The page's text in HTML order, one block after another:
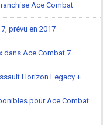
Ace Combat
prévu en 2017
dans Ace Combat 7
Horizon Legacy +
pour Ace Combat